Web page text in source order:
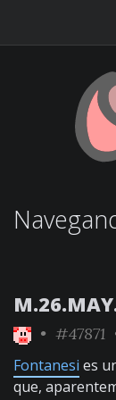
• #47871
Fontanesi es
que,